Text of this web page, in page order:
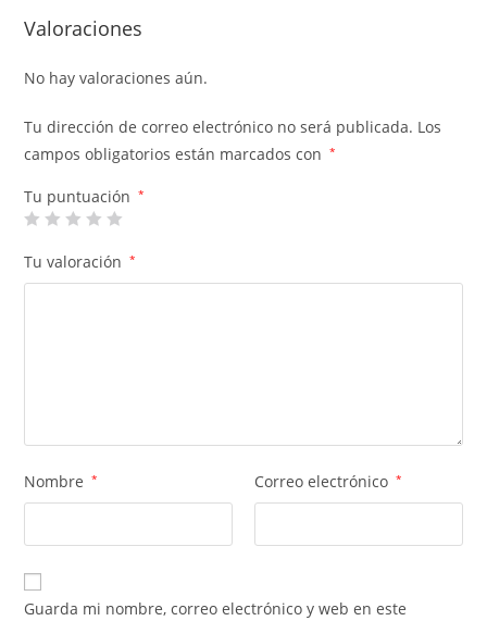
Valoraciones
No hay valoraciones aún.
Tu dirección de correo electrónico no será publicada. Los
campos obligatorios están marcados con
*
Tu puntuación *
Tu valoración *
Nombre * Correo electrónico *
Guarda mi nombre, correo electrónico y web en este